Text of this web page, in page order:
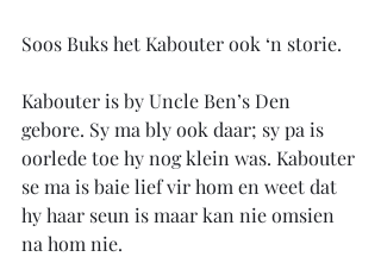
Soos Buks het Kabouter ook ‘n storie.
Kabouter is by Uncle Ben’s Den
gebore. Sy ma bly ook daar; sy pa is
oorlede toe hy nog klein was. Kabouter
se ma is baie lief vir hom en weet dat
hy haar seun is maar kan nie omsien
na hom nie.